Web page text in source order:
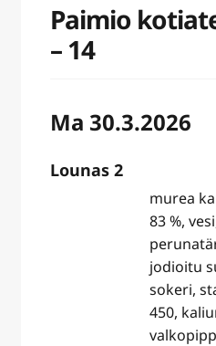
Paimio
– 14
Ma 30.3.2026
Lounas 2
murea
83 %,
jodioitu
sokeri,
450,